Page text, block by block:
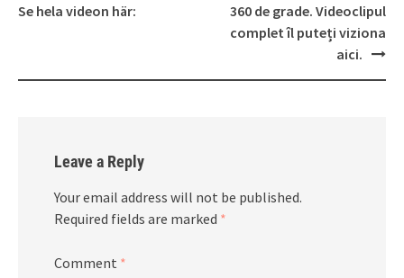
Se hela videon här:
360 de grade. Videoclipul
complet îl puteți viziona
aici.
Leave a Reply
Your email address will not be published.
Required fields are marked *
Comment *